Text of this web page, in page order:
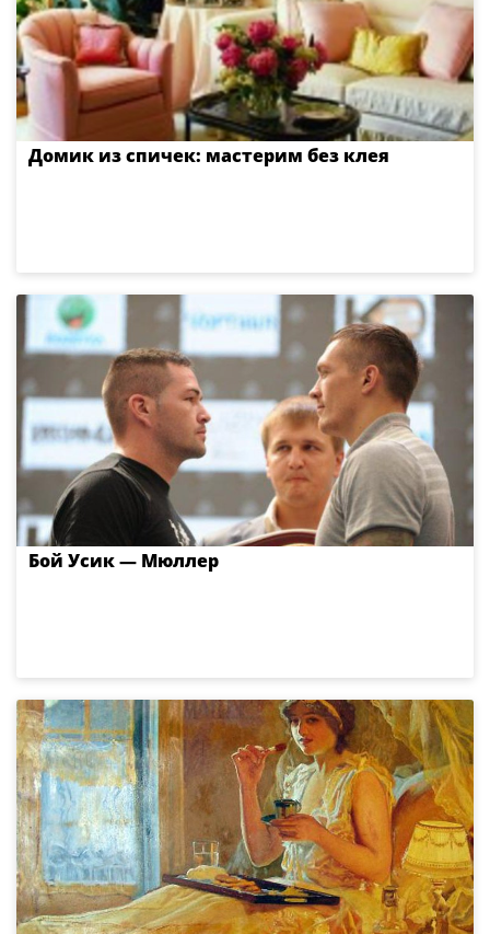
Домик из спичек: мастерим без клея
Бой Усик — Мюллер